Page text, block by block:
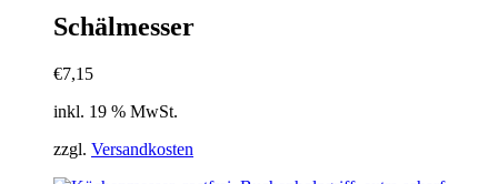
Schälmesser
€7,15
inkl. 19 % MwSt.
zzgl. Versandkosten